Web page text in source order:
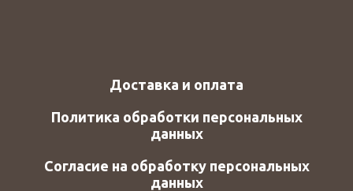
Доставка и оплата
Политика обработки персональных
данных
Согласие на обработку персональных
данных